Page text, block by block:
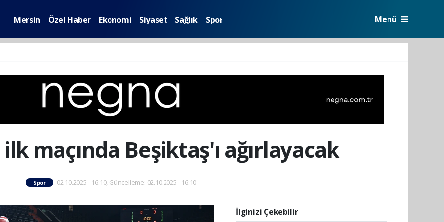
Mersin Özel Haber Ekonomi Siyaset Sağlık Spor Menü
maçında Beşiktaş'ı ağırlayacak
Spor 02.10.2025 - 16:10, Güncelleme: 02.10.2025 - 16:10
İlginizi Çekebilir